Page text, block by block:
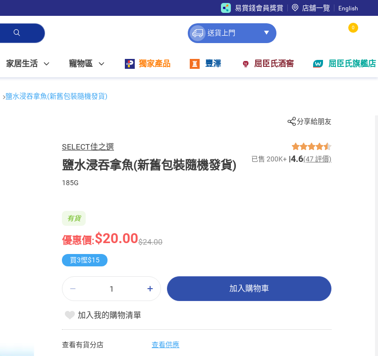
易賞錢會員獎賞 店舖一覽 English
送貨上門
0
家居生活 寵物區 獨家產品 豐澤 屈臣氏酒窖 屈臣氏旗艦店
鹽水浸吞拿魚(新舊包裝隨機發貨)
分享給朋友
SELECT佳之選
鹽水浸吞拿魚(新舊包裝隨機發貨) 已售 200K+ 4.6(47 評價)
185G
優惠價:$20.00$24.00
有貨
買3慳$15
加入購物車
加入我的購物清單
查看有貨分店 查看供應